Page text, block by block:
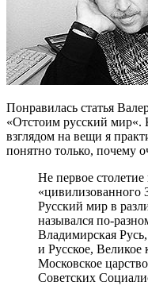
Понравилась статья
«Отстоим русский мир«.
взглядом на вещи я
понятно только, почему
Не первое
«цивилизованного
Русский мир в
назывался по-
Владимирская
и Русское, Великое
Московское
Советских